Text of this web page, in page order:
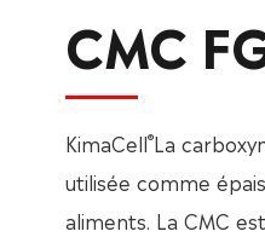
CMC
KimaCell®La
utilisée comme
aliments. La CMC